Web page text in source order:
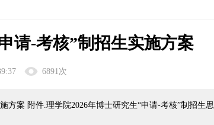
请-考核”制招生实施方案
6891次
方案 附件.理学院2026年博士研究生“申请-考核”制招生思